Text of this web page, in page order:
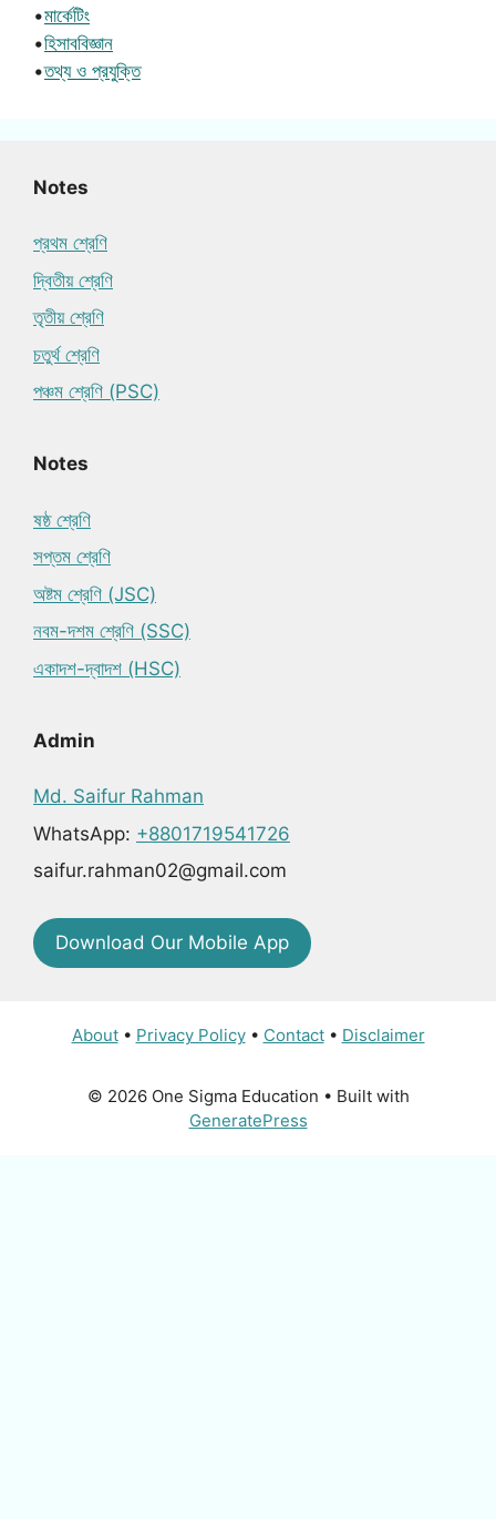
•মার্কেটিং
•হিসাববিজ্ঞান
•তথ্য ও প্রযুক্তি
Notes
প্রথম শ্রেণি
দ্বিতীয় শ্রেণি
তৃতীয় শ্রেণি
চতুর্থ শ্রেণি
পঞ্চম শ্রেণি (PSC)
Notes
ষষ্ঠ শ্রেণি
সপ্তম শ্রেণি
অষ্টম শ্রেণি (JSC)
নবম-দশম শ্রেণি (SSC)
একাদশ-দ্বাদশ (HSC)
Admin
Md. Saifur Rahman
WhatsApp: +8801719541726
saifur.rahman02@gmail.com
Download Our Mobile App
About• Privacy Policy• Contact• Disclaimer
© 2026 One Sigma Education • Built with
GeneratePress